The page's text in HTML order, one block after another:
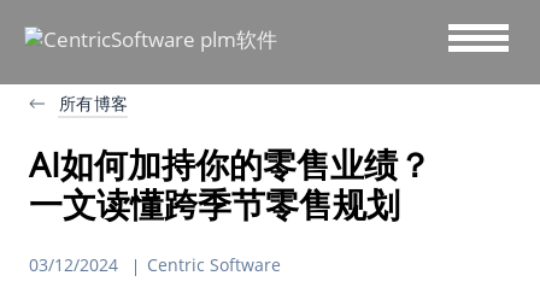
所有博客
AI如何加持你的零售业绩？
一文读懂跨季节零售规划
03/12/2024 Centric Software